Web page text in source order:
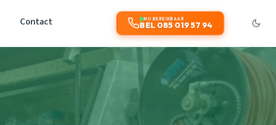
Contact NU BEREIKBAAR
BEL 085 019 57 94